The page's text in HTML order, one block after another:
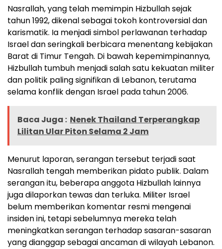
Nasrallah, yang telah memimpin Hizbullah sejak
tahun 1992, dikenal sebagai tokoh kontroversial dan
karismatik. Ia menjadi simbol perlawanan terhadap
Israel dan seringkali berbicara menentang kebijakan
Barat di Timur Tengah. Di bawah kepemimpinannya,
Hizbullah tumbuh menjadi salah satu kekuatan militer
dan politik paling signifikan di Lebanon, terutama
selama konflik dengan Israel pada tahun 2006.
Baca Juga : Nenek Thailand Terperangkap
Lilitan Ular Piton Selama 2 Jam
Menurut laporan, serangan tersebut terjadi saat
Nasrallah tengah memberikan pidato publik. Dalam
serangan itu, beberapa anggota Hizbullah lainnya
juga dilaporkan tewas dan terluka. Militer Israel
belum memberikan komentar resmi mengenai
insiden ini, tetapi sebelumnya mereka telah
meningkatkan serangan terhadap sasaran-sasaran
yang dianggap sebagai ancaman di wilayah Lebanon.